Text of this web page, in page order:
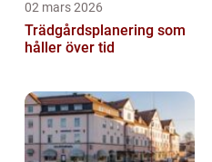
02 mars 2026
Trädgårdsplanering som
håller över tid